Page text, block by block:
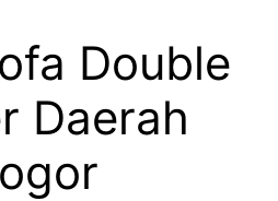
Double
Daerah